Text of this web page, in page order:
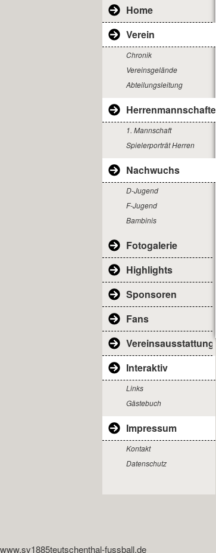
Home
Verein
Chronik
Vereinsgelände
Abteilungsleitung
Herrenmannschaften
1. Mannschaft
Spielerporträt Herren
Nachwuchs
D-Jugend
F-Jugend
Bambinis
Fotogalerie
Highlights
Sponsoren
Fans
Vereinsausstattung
Interaktiv
Links
Gästebuch
Impressum
Kontakt
Datenschutz
www.sv1885teutschenthal-fussball.de